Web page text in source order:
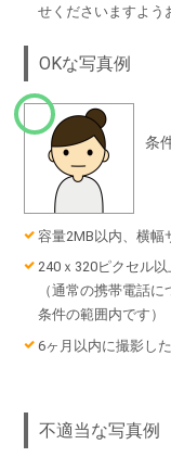
せくださいますよう
OKな写真例
条
容量2MB以内、横幅
240ｘ320ピクセル
（通常の携帯電話
条件の範囲内です）
6ヶ月以内に撮影し
不適当な写真例